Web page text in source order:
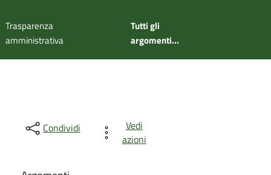
Trasparenza
amministrativa
Tutti gli
argomenti...
Condividi
Vedi
azioni